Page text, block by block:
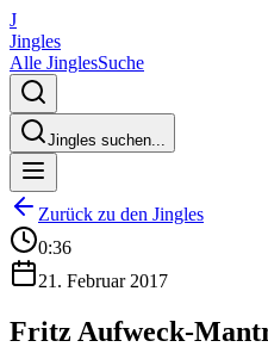
J
Jingles
Alle JinglesSuche
Jingles suchen...
Zurück zu den Jingles
0:36
21. Februar 2017
Fritz Aufweck-